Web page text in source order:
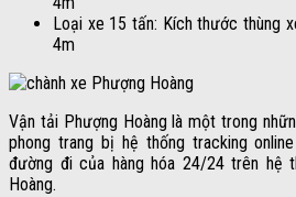
Loại xe 15 tấn: Kích thước thùng
4m
Vận tải Phượng Hoàng là một trong
phong trang bị hệ thống tracking
đường đi của hàng hóa 24/24 trên hệ
Hoàng.